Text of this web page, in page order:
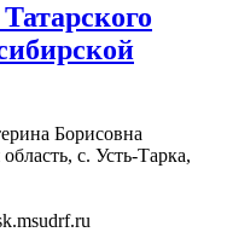
Борисовна
с. Усть-Тарка,